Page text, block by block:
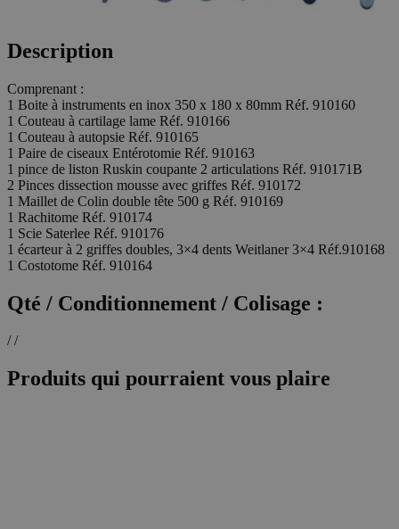
Description
Comprenant :
1 Boite à instruments en inox 350 x 180 x 80mm Réf. 910160
1 Couteau à cartilage lame Réf. 910166
1 Couteau à autopsie Réf. 910165
1 Paire de ciseaux Entérotomie Réf. 910163
1 pince de liston Ruskin coupante 2 articulations Réf. 910171B
2 Pinces dissection mousse avec griffes Réf. 910172
1 Maillet de Colin double tête 500 g Réf. 910169
1 Rachitome Réf. 910174
1 Scie Saterlee Réf. 910176
1 écarteur à 2 griffes doubles, 3×4 dents Weitlaner 3×4 Réf.910168
1 Costotome Réf. 910164
Qté / Conditionnement / Colisage :
/ /
Produits qui pourraient vous plaire